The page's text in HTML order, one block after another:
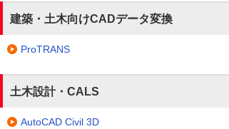
建築・土木向けCADデータ変換
ProTRANS
土木設計・CALS
AutoCAD Civil 3D